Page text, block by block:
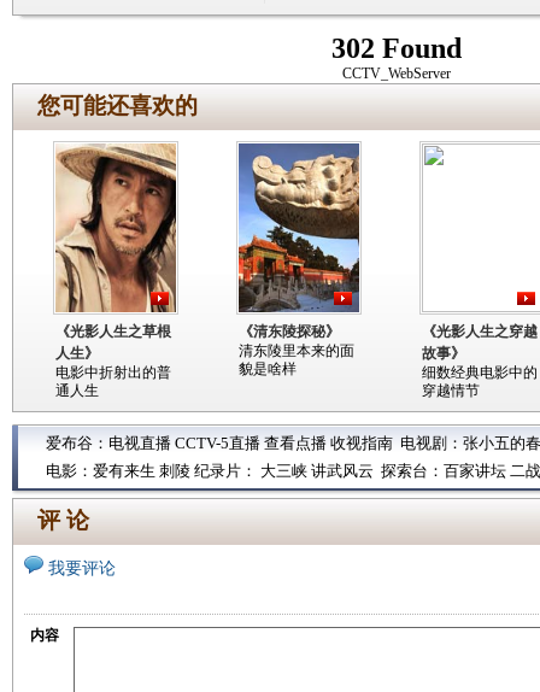
302 Found
CCTV_WebServer
您可能还喜欢的
《光影人生之草根
人生》
电影中折射出的普
通人生
《清东陵探秘》
清东陵里本来的面
貌是啥样
《光影人生之穿越
故事》
细数经典电影中的
穿越情节
爱布谷： 电视直播 CCTV-5直播 查看点播 收视指南 电视剧： 张小五的
电影： 爱有来生 刺陵 纪录片： 大三峡 讲武风云 探索台： 百家讲坛 二
评 论
我要评论
内容